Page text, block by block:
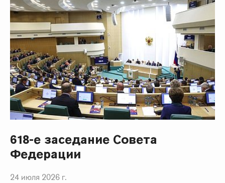
618-е заседание Совета
Федерации
24 июля 2026 г.